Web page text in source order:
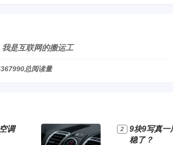
是互联网的搬运工
总阅读量
调
9块9写真一
稳了？